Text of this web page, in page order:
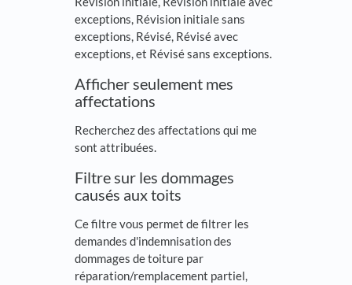
exceptions, Révision initiale sans
exceptions, Révisé, Révisé avec
exceptions, et Révisé sans exceptions.
Afficher seulement mes
affectations
Recherchez des affectations qui me
sont attribuées.
Filtre sur les dommages
causés aux toits
Ce filtre vous permet de filtrer les
demandes d'indemnisation des
dommages de toiture par
réparation/remplacement partiel,